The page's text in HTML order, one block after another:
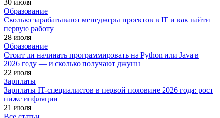
30 июля
Образование
Сколько зарабатывают менеджеры проектов в IT и как найти
первую работу
28 июля
Образование
Стоит ли начинать программировать на Python или Java в
2026 году — и сколько получают джуны
22 июля
Зарплаты
Зарплаты IT-специалистов в первой половине 2026 года: рост
ниже инфляции
21 июля
Все статьи